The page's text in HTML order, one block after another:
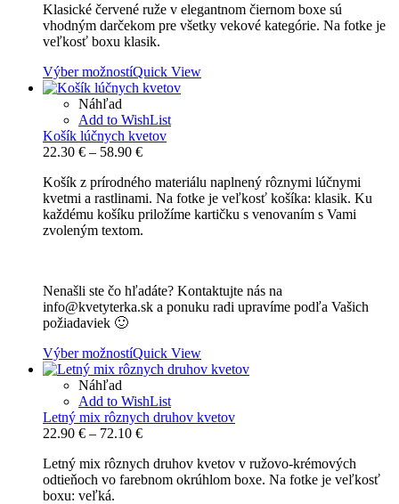
27.50 €
through
84.70 €
Klasické červené ruže v elegantnom čiernom boxe sú
vhodným darčekom pre všetky vekové kategórie. Na fotke je
veľkosť boxu klasik.
Výber možnostíQuick View
Náhľad
Add to WishList
Košík lúčnych kvetov
22.30 € – 58.90 €Price
22.30 €
through
58.90 €
Košík z prírodného materiálu naplnený rôznymi lúčnymi
kvetmi a rastlinami. Na fotke je veľkosť košíka: klasik. Ku
každému košíku priložíme kartičku s venovaním s Vami
zvoleným textom.
Nenašli ste čo hľadáte? Kontaktujte nás na
info@kvetyterka.sk a ponuku radi upravíme podľa Vašich
požiadaviek 🙂
Výber možnostíQuick View
Náhľad
Add to WishList
Letný mix rôznych druhov kvetov
22.90 € – 72.10 €Price
22.90 €
through
Letný mix rôznych druhov kvetov v ružovo-krémových
odtieňoch vo farebnom okrúhlom boxe. Na fotke je veľkosť
boxu: veľká.